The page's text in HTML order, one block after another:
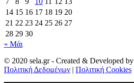
14 15 16 17 18 19 20
21 22 23 24 25 26 27
28 29 30
« Μάι
© 2020 sela.gr - Created & Developed by
Πολιτική Δεδομένων | Πολιτική Cookies